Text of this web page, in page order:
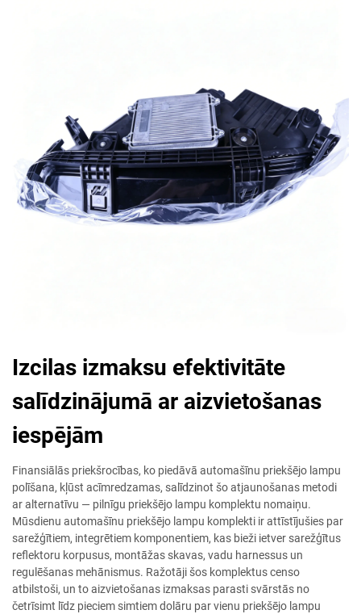
Izcilas izmaksu efektivitāte
salīdzinājumā ar aizvietošanas
iespējām
Finansiālās priekšrocības, ko piedāvā automašīnu priekšējo lampu
polīšana, kļūst acīmredzamas, salīdzinot šo atjaunošanas metodi
ar alternatīvu — pilnīgu priekšējo lampu komplektu nomaiņu.
Mūsdienu automašīnu priekšējo lampu komplekti ir attīstījušies par
sarežģītiem, integrētiem komponentiem, kas bieži ietver sarežģītus
reflektoru korpusus, montāžas skavas, vadu harnessus un
regulēšanas mehānismus. Ražotāji šos komplektus censo
atbilstoši, un to aizvietošanas izmaksas parasti svārstās no
četrīsimt līdz pieciem simtiem dolāru par vienu priekšējo lampu